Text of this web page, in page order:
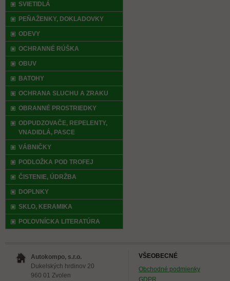
SVIETIDLÁ
PEŇAŽENKY, DOKLADOVKY
ODEVY
OCHRANNÉ RÚŠKA
OBUV
BATOHY
OCHRANA SLUCHU A ZRAKU
OBRANNÉ PROSTRIEDKY
ODPUDZOVAČE, REPELENTY,
VNADIDLÁ, PASCE
VÁBNIČKY
PODLOŽKA POD TROFEJ
ČISTENIE, ÚDRŽBA
DOPLNKY
SKLO, KERAMIKA
POĽOVNÍCKA LITERATÚRA
Autokompo, s.r.o.
Dukelských hrdinov 20
960 01 Zvolen
VŠEOBECNÉ
Obchodné podmienky
GDPR